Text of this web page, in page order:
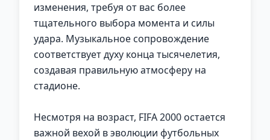
изменения, требуя от вас более
тщательного выбора момента и силы
удара. Музыкальное сопровождение
соответствует духу конца тысячелетия,
создавая правильную атмосферу на
стадионе.
Несмотря на возраст, FIFA 2000 остается
важной вехой в эволюции футбольных